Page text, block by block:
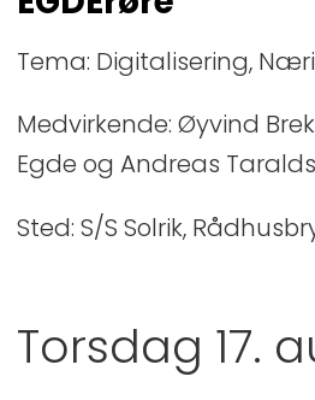
Tema: Digitalisering,
Medvirkende: Øyvind
Egde og Andreas
Sted: S/S Solrik,
Torsdag 17.